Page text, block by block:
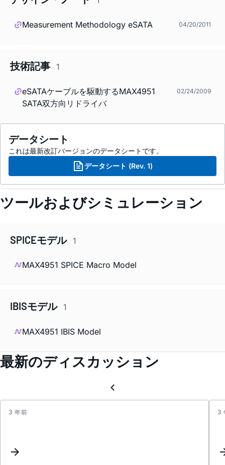
Measurement Methodology eSATA 04/20/2011
技術記事 1
eSATAケーブルを駆動するMAX4951
SATA双方向リドライバ
02/24/2009
データシート
これは最新改訂バージョンのデータシートです。
データシート (Rev. 1)
ツールおよびシミュレーション
SPICEモデル 1
MAX4951 SPICE Macro Model
IBISモデル 1
MAX4951 IBIS Model
最新のディスカッション
3 年前
some
3